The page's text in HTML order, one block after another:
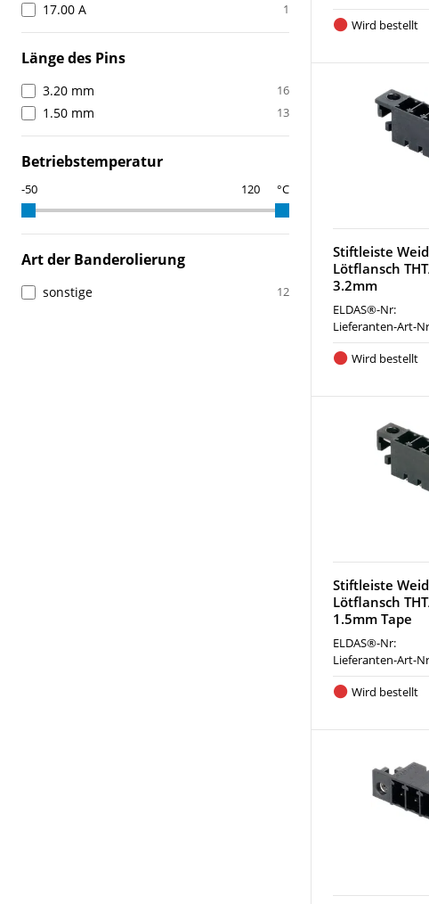
17.00 A 1
Länge des Pins
3.20 mm 16
1.50 mm 13
Betriebstemperatur
°C
Art der Banderolierung
sonstige 12
Wird bestellt
Stiftleiste
Lötflansch
3.2mm
ELDAS®-Nr:
Lieferanten-Art-
Wird bestellt
Stiftleiste
Lötflansch
1.5mm Tape
ELDAS®-Nr:
Lieferanten-Art-
Wird bestellt